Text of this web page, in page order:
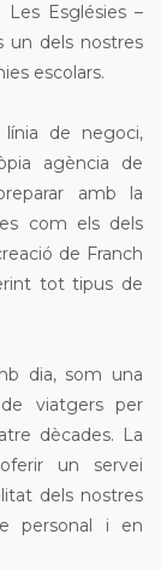
Esglésies –
un dels nostres
escolars.
línia de negoci,
agència de
amb la
com els dels
de Franch
tot tipus de
dia, som una
viatgers per
dècades. La
un servei
dels nostres
personal i en